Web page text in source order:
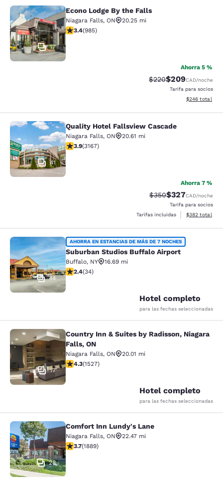
Econo Lodge By the Falls
17
Econo Lodge By the Falls
Niagara Falls, ON
20.25 mi
calificación de 3.37 estrellas. Bueno. 985 reseñas
3.4(985)
Ahorra 5 %
Precio tachado:
$220Precio con
$209CAD/noche
Tarifa para socios
Ver detalles
$246 total
Quality Hotel Fallsview Cascade
41
Quality Hotel Fallsview Cascade
Niagara Falls, ON
20.61 mi
calificación de 3.9 estrellas. Bueno. 3167 reseñas
3.9(3167)
Ahorra 7 %
Precio tachado:
$350Precio con
$327CAD/noche
Tarifa para socios
Tarifas incluidas
Ver detalles
$382 total
Suburban Studios Buffalo Airport
44
AHORRA EN ESTANCIAS DE MÁS DE 7 NOCHES
Suburban Studios Buffalo Airport
Buffalo, NY
16.69 mi
calificación de 2.35 estrellas. Feria. 34 reseñas
2.4(34)
Hotel completo
para las fechas seleccionadas
Country Inn & Suites by Radisson,
17
Country Inn & Suites by Radisson, Niagara
Falls, ON
Niagara Falls, ON
20.01 mi
calificación de 4.32 estrellas. Excelente. 1527 reseñas
4.3(1527)
Hotel completo
para las fechas seleccionadas
Comfort Inn Lundy's Lane
28
Comfort Inn Lundy's Lane
Niagara Falls, ON
22.47 mi
calificación de 3.67 estrellas. Bueno. 1889 reseñas
3.7(1889)